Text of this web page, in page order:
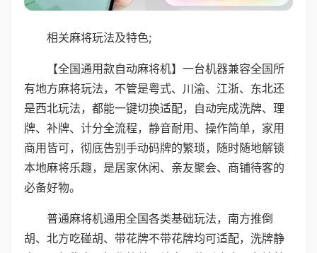
相关麻将玩法及特色;
【全国通用款自动麻将机】一台机器兼容全国所
有地方麻将玩法，不管是粤式、川渝、江浙、东北还
是西北玩法，都能一键切换适配，自动完成洗牌、理
牌、补牌、计分全流程，静音耐用、操作简单，家用
商用皆可，彻底告别手动码牌的繁琐，随时随地解锁
本地麻将乐趣，是居家休闲、亲友聚会、商铺待客的
必备好物。
普通麻将机通用全国各类基础玩法，南方推倒
胡、北方吃碰胡、带花牌不带花牌均可适配，洗牌静